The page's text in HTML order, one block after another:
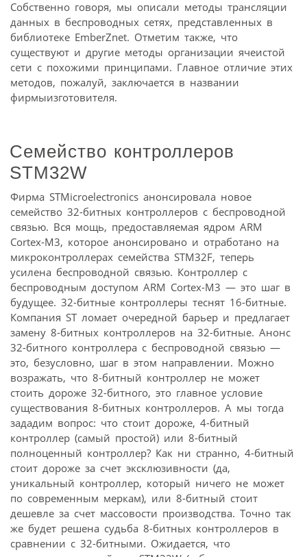
Собственно говоря, мы описали методы трансляции
данных в беспроводных сетях, представленных в
библиотеке EmberZnet. Отметим также, что
существуют и другие методы организации ячеистой
сети с похожими принципами. Главное отличие этих
методов, пожалуй, заключается в названии
фирмыизготовителя.
Семейство контроллеров
STM32W
Фирма STMicroelectronics анонсировала новое
семейство 32-битных контроллеров с беспроводной
связью. Вся мощь, предоставляемая ядром ARM
Cortex-M3, которое анонсировано и отработано на
микроконтроллерах семейства STM32F, теперь
усилена беспроводной связью. Контроллер с
беспроводным доступом ARM Cortex-M3 — это шаг в
будущее. 32-битные контроллеры теснят 16-битные.
Компания ST ломает очередной барьер и предлагает
замену 8-битных контроллеров на 32-битные. Анонс
32-битного контроллера с беспроводной связью —
это, безусловно, шаг в этом направлении. Можно
возражать, что 8-битный контроллер не может
стоить дороже 32-битного, это главное условие
существования 8-битных контроллеров. А мы тогда
зададим вопрос: что стоит дороже, 4-битный
контроллер (самый простой) или 8-битный
полноценный контроллер? Как ни странно, 4-битный
стоит дороже за счет эксклюзивности (да,
уникальный контроллер, который ничего не может
по современным меркам), или 8-битный стоит
дешевле за счет массовости производства. Точно так
же будет решена судьба 8-битных контроллеров в
сравнении с 32-битными. Ожидается, что